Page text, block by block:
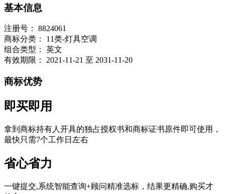
基本信息
注册号：
8824061
商标分类：
11类-灯具空调
组合类型：
英文
有效期限：
2021-11-21 至 2031-11-20
商标优势
即买即用
拿到商标持有人开具的独占授权书和商标证书原件即可使用，
最快只需7个工作日左右
省心省力
一键提交,系统智能查询+顾问精准选标，结果更精确,购买才